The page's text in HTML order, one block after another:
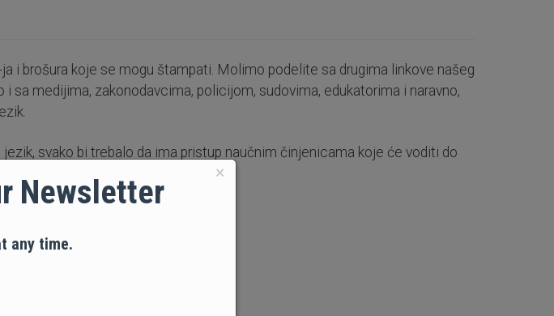
i brošura koje se mogu štampati. Molimo podelite sa drugima linkove našeg
medijima, zakonodavcima, policijom, sudovima, edukatorima i naravno,
svako bi trebalo da ima pristup naučnim činjenicama koje će voditi do
×
Newsletter
any time.